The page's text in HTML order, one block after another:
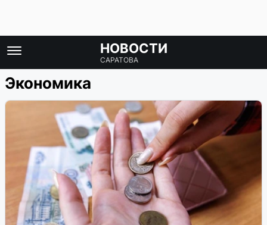
НОВОСТИ
САРАТОВА
Экономика